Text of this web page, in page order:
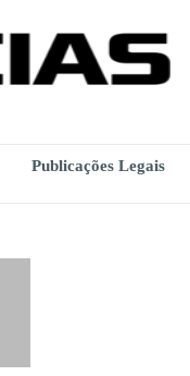
Publicações Legais